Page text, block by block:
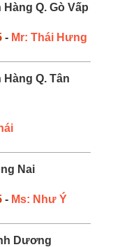
Q. Gò Vấp
- Mr: Thái Hưng
Hàng Q. Tân
Nai
- Ms: Như Ý
Dương